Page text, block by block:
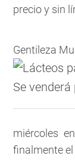
precio y sin
Gentileza
Se
miércoles
finalmente el